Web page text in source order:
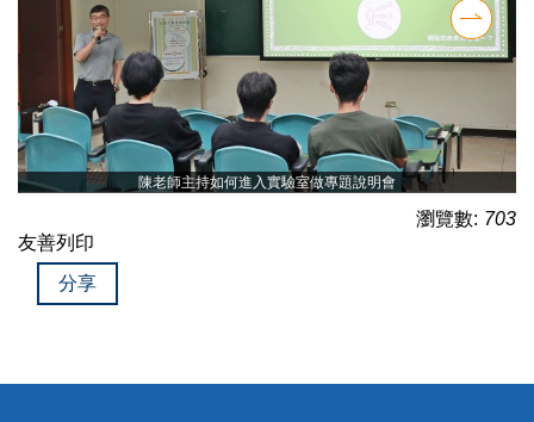
陳老師主持如何進入實驗室做專題說明會
瀏覽數: 703
友善列印
分享